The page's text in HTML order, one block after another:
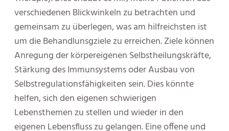
verschiedenen Blickwinkeln zu betrachten und
gemeinsam zu überlegen, was am hilfreichsten ist
um die Behandlunsgziele zu erreichen. Ziele können
Anregung der körpereigenen Selbstheilungskräfte,
Stärkung des Immunsystems oder Ausbau von
Selbstregulationsfähigkeiten sein. Dies könnte
helfen, sich den eigenen schwierigen
Lebensthemen zu stellen und wieder in den
eigenen Lebensfluss zu gelangen. Eine offene und